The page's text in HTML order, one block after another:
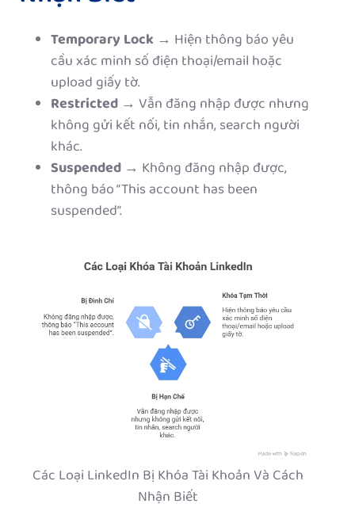
Temporary Lock → Hiện thông báo yêu
cầu xác minh số điện thoại/email hoặc
upload giấy tờ.
Restricted → Vẫn đăng nhập được nhưng
không gửi kết nối, tin nhắn, search người
khác.
Suspended → Không đăng nhập được,
thông báo “This account has been
suspended”.
Các Loại LinkedIn Bị Khóa Tài Khoản Và Cách
Nhận Biết